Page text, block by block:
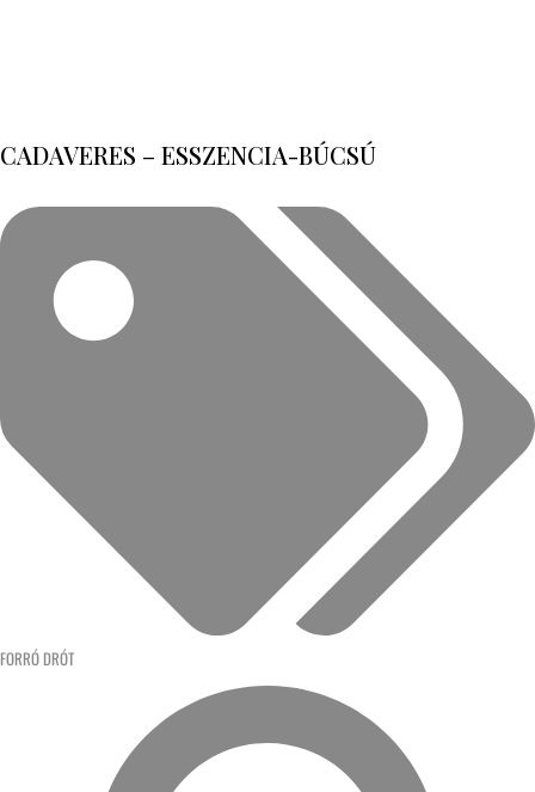
CADAVERES – ESSZENCIA-BÚCSÚ
FORRÓ DRÓT